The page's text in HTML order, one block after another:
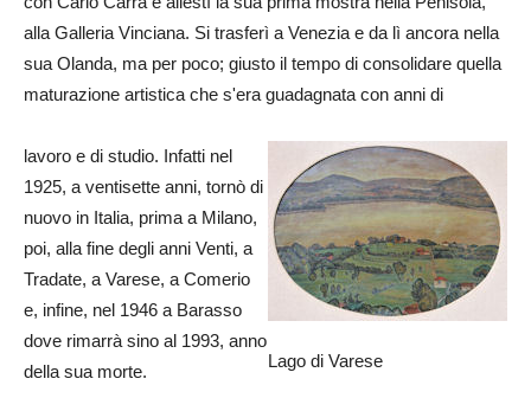
alla Galleria Vinciana. Si trasferì a Venezia e da lì ancora nella
sua Olanda, ma per poco; giusto il tempo di consolidare quella
maturazione artistica che s'era guadagnata con anni di
Lago di Varese
lavoro e di studio. Infatti nel
1925, a ventisette anni, tornò di
nuovo in Italia, prima a Milano,
poi, alla fine degli anni Venti, a
Tradate, a Varese, a Comerio
e, infine, nel 1946 a Barasso
dove rimarrà sino al 1993, anno
della sua morte.